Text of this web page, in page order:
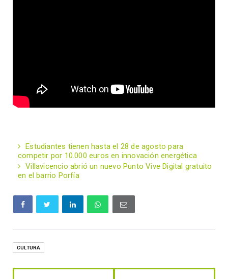
Estudiantes tienen hasta el 28 de agosto para
competir por 10.000 euros en innovación energética
Villavicencio abrió un nuevo Punto Vive Digital gratuito
en el barrio Porfía
CULTURA